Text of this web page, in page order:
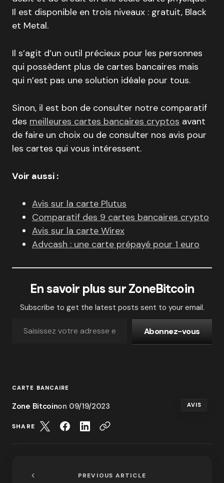
Il est disponible en trois niveaux : gratuit, Black
et Metal.
Il s’agit d’un outil précieux pour les personnes
qui possèdent plus de cartes bancaires mais
qui n’est pas une solution idéale pour tous.
Sinon, il est bon de consulter notre comparatif
des meilleures cartes bancaires cryptos avant
de faire un choix ou de consulter nos avis pour
les cartes qui vous intéressent.
Voir aussi :
Avis sur la carte Plutus
Comparatif des 9 cartes bancaires crypto
Avis sur la carte Wirex
Advcash : une carte prépayé pour 1 euro
En savoir plus sur ZoneBitcoin
Subscribe to get the latest posts sent to your email.
Abonnez-vous
CARTE BANCAIRE
Zone Bitcoinon 09/19/2023 AVIS
SHARE
PREVIOUS ARTICLE